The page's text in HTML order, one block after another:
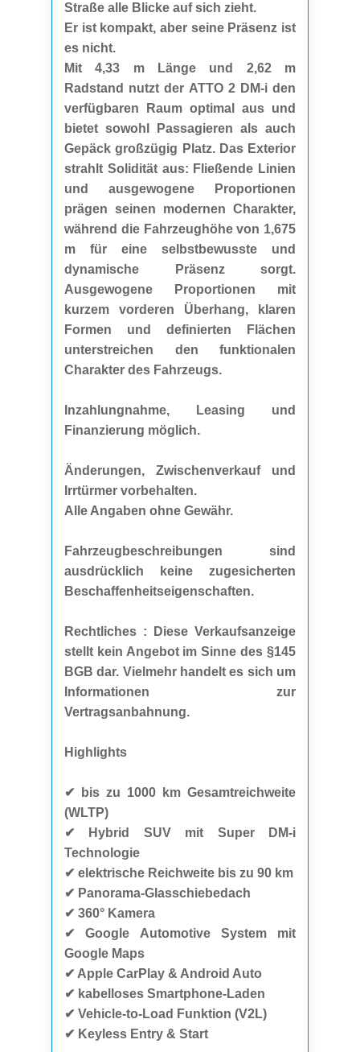
Straße alle Blicke auf sich zieht.
Er ist kompakt, aber seine Präsenz ist
es nicht.
Mit 4,33 m Länge und 2,62 m
Radstand nutzt der ATTO 2 DM-i den
verfügbaren Raum optimal aus und
bietet sowohl Passagieren als auch
Gepäck großzügig Platz. Das Exterior
strahlt Solidität aus: Fließende Linien
und ausgewogene Proportionen
prägen seinen modernen Charakter,
während die Fahrzeughöhe von 1,675
m für eine selbstbewusste und
dynamische Präsenz sorgt.
Ausgewogene Proportionen mit
kurzem vorderen Überhang, klaren
Formen und definierten Flächen
unterstreichen den funktionalen
Charakter des Fahrzeugs.
Inzahlungnahme, Leasing und
Finanzierung möglich.
Änderungen, Zwischenverkauf und
Irrtürmer vorbehalten.
Alle Angaben ohne Gewähr.
Fahrzeugbeschreibungen sind
ausdrücklich keine zugesicherten
Beschaffenheitseigenschaften.
Rechtliches : Diese Verkaufsanzeige
stellt kein Angebot im Sinne des §145
BGB dar. Vielmehr handelt es sich um
Informationen zur
Vertragsanbahnung.
Highlights
✔ bis zu 1000 km Gesamtreichweite
(WLTP)
✔ Hybrid SUV mit Super DM-i
Technologie
✔ elektrische Reichweite bis zu 90 km
✔ Panorama-Glasschiebedach
✔ 360° Kamera
✔ Google Automotive System mit
Google Maps
✔ Apple CarPlay & Android Auto
✔ kabelloses Smartphone-Laden
✔ Vehicle-to-Load Funktion (V2L)
✔ Keyless Entry & Start